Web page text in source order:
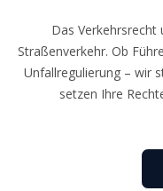
Das Verkehrsrecht
Straßenverkehr. Ob
Unfallregulierung – wir
setzen Ihre